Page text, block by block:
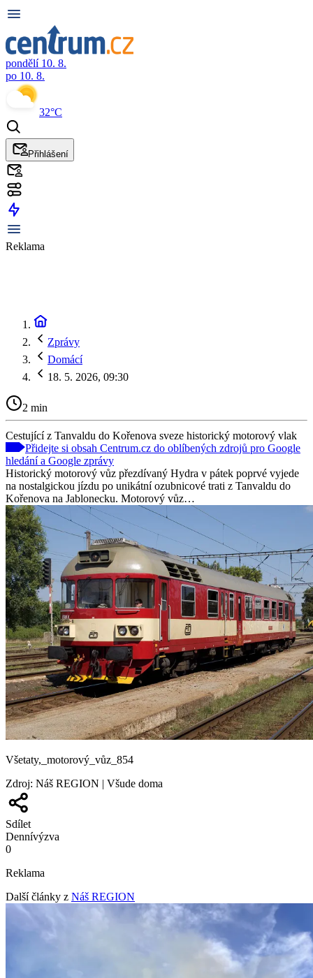
pondělí 10. 8.
po 10. 8.
32°C
Přihlášení
Reklama
Zprávy
Domácí
18. 5. 2026, 09:30
2 min
Cestující z Tanvaldu do Kořenova sveze historický motorový vlak
Přidejte si obsah Centrum.cz do oblíbených zdrojů pro Google
hledání a Google zprávy
Historický motorový vůz přezdívaný Hydra v pátek poprvé vyjede
na nostalgickou jízdu po unikátní ozubnicové trati z Tanvaldu do
Kořenova na Jablonecku. Motorový vůz…
Všetaty,_motorový_vůz_854
Zdroj: Náš REGION | Všude doma
Sdílet
Dennívýzva
0
Reklama
Další články z Náš REGION